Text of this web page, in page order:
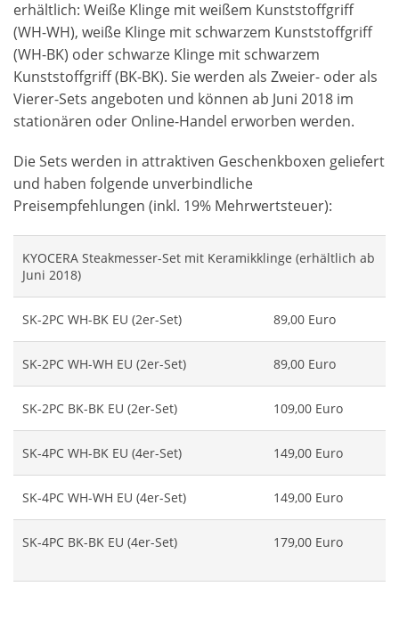
erhältlich: Weiße Klinge mit weißem Kunststoffgriff
(WH-WH), weiße Klinge mit schwarzem Kunststoffgriff
(WH-BK) oder schwarze Klinge mit schwarzem
Kunststoffgriff (BK-BK). Sie werden als Zweier- oder als
Vierer-Sets angeboten und können ab Juni 2018 im
stationären oder Online-Handel erworben werden.
Die Sets werden in attraktiven Geschenkboxen geliefert
und haben folgende unverbindliche
Preisempfehlungen (inkl. 19% Mehrwertsteuer):
KYOCERA Steakmesser-Set mit Keramikklinge (erhältlich ab
Juni 2018)
SK-2PC WH-BK EU (2er-Set) 89,00 Euro
SK-2PC WH-WH EU (2er-Set) 89,00 Euro
SK-2PC BK-BK EU (2er-Set) 109,00 Euro
SK-4PC WH-BK EU (4er-Set) 149,00 Euro
SK-4PC WH-WH EU (4er-Set) 149,00 Euro
SK-4PC BK-BK EU (4er-Set) 179,00 Euro